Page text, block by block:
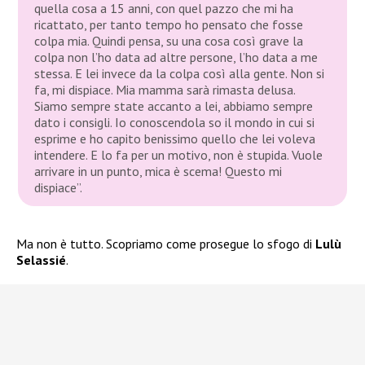
quella cosa a 15 anni, con quel pazzo che mi ha
ricattato, per tanto tempo ho pensato che fosse
colpa mia. Quindi pensa, su una cosa così grave la
colpa non l’ho data ad altre persone, l’ho data a me
stessa. E lei invece da la colpa così alla gente. Non si
fa, mi dispiace. Mia mamma sarà rimasta delusa.
Siamo sempre state accanto a lei, abbiamo sempre
dato i consigli. Io conoscendola so il mondo in cui si
esprime e ho capito benissimo quello che lei voleva
intendere. E lo fa per un motivo, non è stupida. Vuole
arrivare in un punto, mica è scema! Questo mi
dispiace”.
Ma non è tutto. Scopriamo come prosegue lo sfogo di Lulù
Selassié.